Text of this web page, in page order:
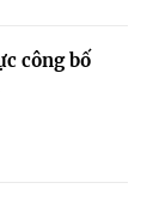
công bố